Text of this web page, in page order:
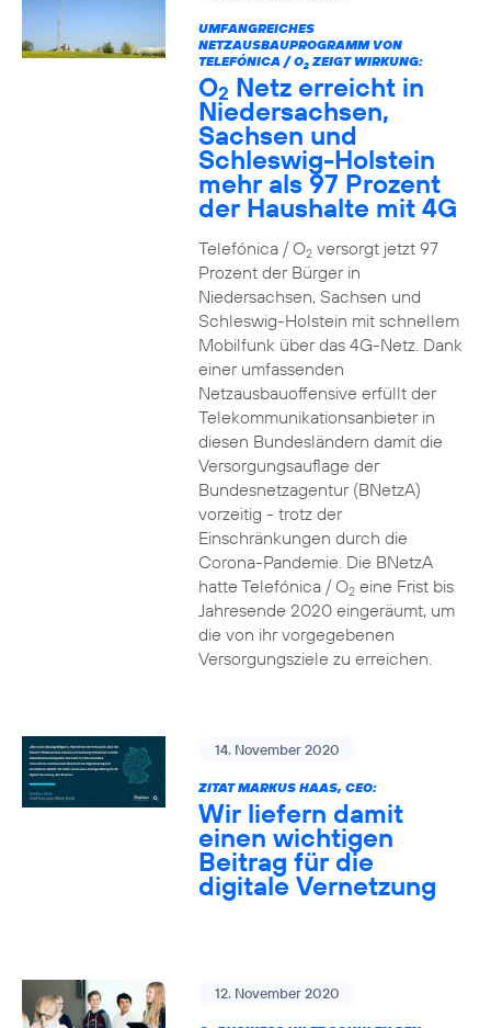
UMFANGREICHES
NETZAUSBAUPROGRAMM VON
TELEFÓNICA / O2ZEIGT WIRKUNG:
O2 Netz erreicht in
Niedersachsen,
Sachsen und
Schleswig-Holstein
mehr als 97 Prozent
der Haushalte mit 4G
Telefónica / O2versorgt jetzt 97
Prozent der Bürger in
Niedersachsen, Sachsen und
Schleswig-Holstein mit schnellem
Mobilfunk über das 4G-Netz. Dank
einer umfassenden
Netzausbauoffensive erfüllt der
Telekommunikationsanbieter in
diesen Bundesländern damit die
Versorgungsauflage der
Bundesnetzagentur (BNetzA)
vorzeitig - trotz der
Einschränkungen durch die
Corona-Pandemie. Die BNetzA
hatte Telefónica / O2eine Frist bis
Jahresende 2020 eingeräumt, um
die von ihr vorgegebenen
Versorgungsziele zu erreichen.
14. November 2020
ZITAT MARKUS HAAS, CEO:
Wir liefern damit
einen wichtigen
Beitrag für die
digitale Vernetzung
12. November 2020